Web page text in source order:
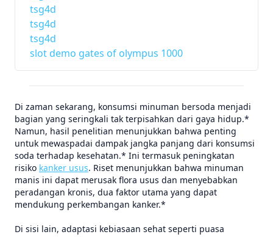
tsg4d
tsg4d
tsg4d
slot demo gates of olympus 1000
Di zaman sekarang, konsumsi minuman bersoda menjadi
bagian yang seringkali tak terpisahkan dari gaya hidup.*
Namun, hasil penelitian menunjukkan bahwa penting
untuk mewaspadai dampak jangka panjang dari konsumsi
soda terhadap kesehatan.* Ini termasuk peningkatan
risiko kanker usus. Riset menunjukkan bahwa minuman
manis ini dapat merusak flora usus dan menyebabkan
peradangan kronis, dua faktor utama yang dapat
mendukung perkembangan kanker.*
Di sisi lain, adaptasi kebiasaan sehat seperti puasa